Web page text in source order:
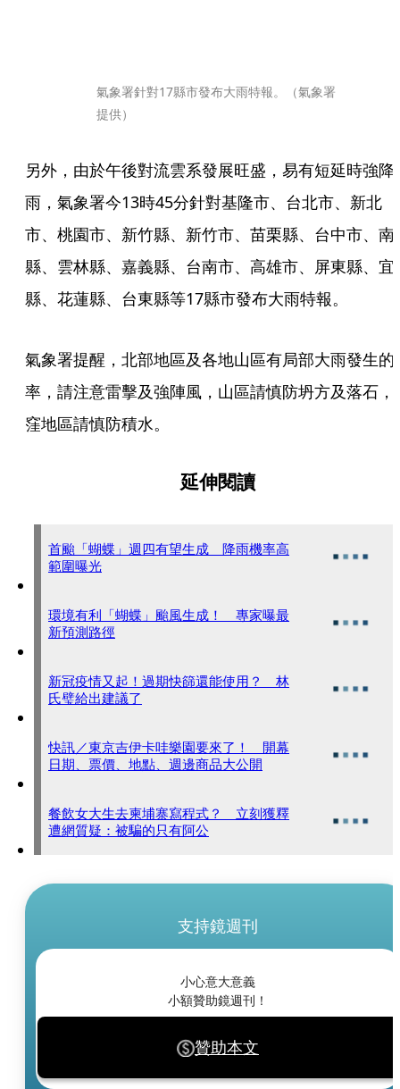
氣象署針對17縣市發布大雨特報。（氣象署
提供）
另外，由於午後對流雲系發展旺盛，易有短延時強降
雨，氣象署今13時45分針對基隆市、台北市、新北
市、桃園市、新竹縣、新竹市、苗栗縣、台中市、南
縣、雲林縣、嘉義縣、台南市、高雄市、屏東縣、宜
縣、花蓮縣、台東縣等17縣市發布大雨特報。
氣象署提醒，北部地區及各地山區有局部大雨發生的
率，請注意雷擊及強陣風，山區請慎防坍方及落石，
窪地區請慎防積水。
延伸閱讀
首颱「蝴蝶」週四有望生成 降雨機率高
範圍曝光
環境有利「蝴蝶」颱風生成！ 專家曝最
新預測路徑
新冠疫情又起！過期快篩還能使用？ 林
氏璧給出建議了
快訊／東京吉伊卡哇樂園要來了！ 開幕
日期、票價、地點、週邊商品大公開
餐飲女大生去柬埔寨寫程式？ 立刻獲釋
遭網質疑：被騙的只有阿公
支持鏡週刊
小心意大意義
小額贊助鏡週刊！
贊助本文